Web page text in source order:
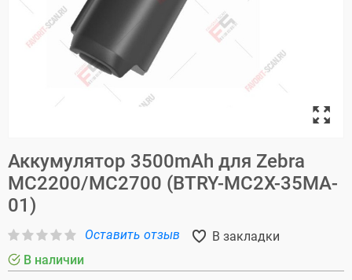
Аккумулятор 3500mAh для Zebra
MC2200/MC2700 (BTRY-MC2X-35MA-
01)
Оставить отзыв
В закладки
В наличии